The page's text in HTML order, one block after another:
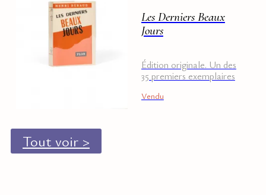
Les Derniers Beaux
Jours
Édition originale. Un des
35 premiers exemplaires
sur hollande.Dernier titre
de la trilogie de Béraud
Vendu
Tout voir >